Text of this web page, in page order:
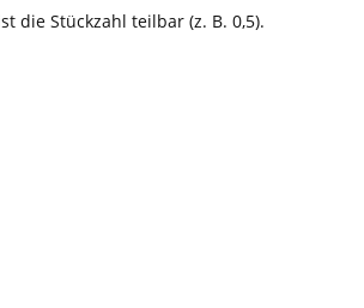
die Stückzahl teilbar (z. B. 0,5).